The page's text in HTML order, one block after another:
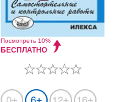
Посмотреть 10%
БЕСПЛАТНО